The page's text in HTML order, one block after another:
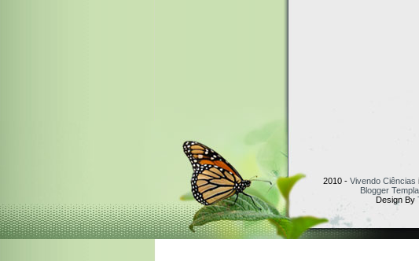
2010 - Vivendo Ciências
Blogger
Design By